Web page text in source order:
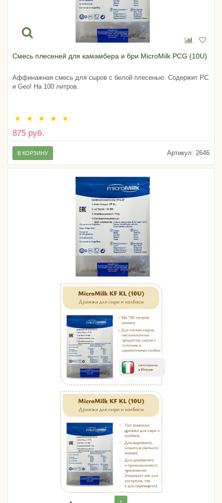
Смесь плесеней для камамбера и бри MicroMilk PCG (10U)
Аффинажная смесь для сыров с белой плесенью. Содержит PC
и Geo! На 100 литров.
875 руб.
Артикул: 2646
В КОРЗИНУ